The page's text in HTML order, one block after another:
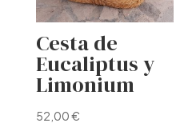
Cesta de
Eucaliptus y
Limonium
52,00€